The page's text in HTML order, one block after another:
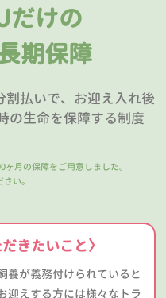
だけの
期保障
払いで、お迎え入れ後
の生命を保障する制度
ヶ月の保障をご用意しました。
い。
きたいこと〉
養が義務付けられていると
迎えする方には様々なトラ